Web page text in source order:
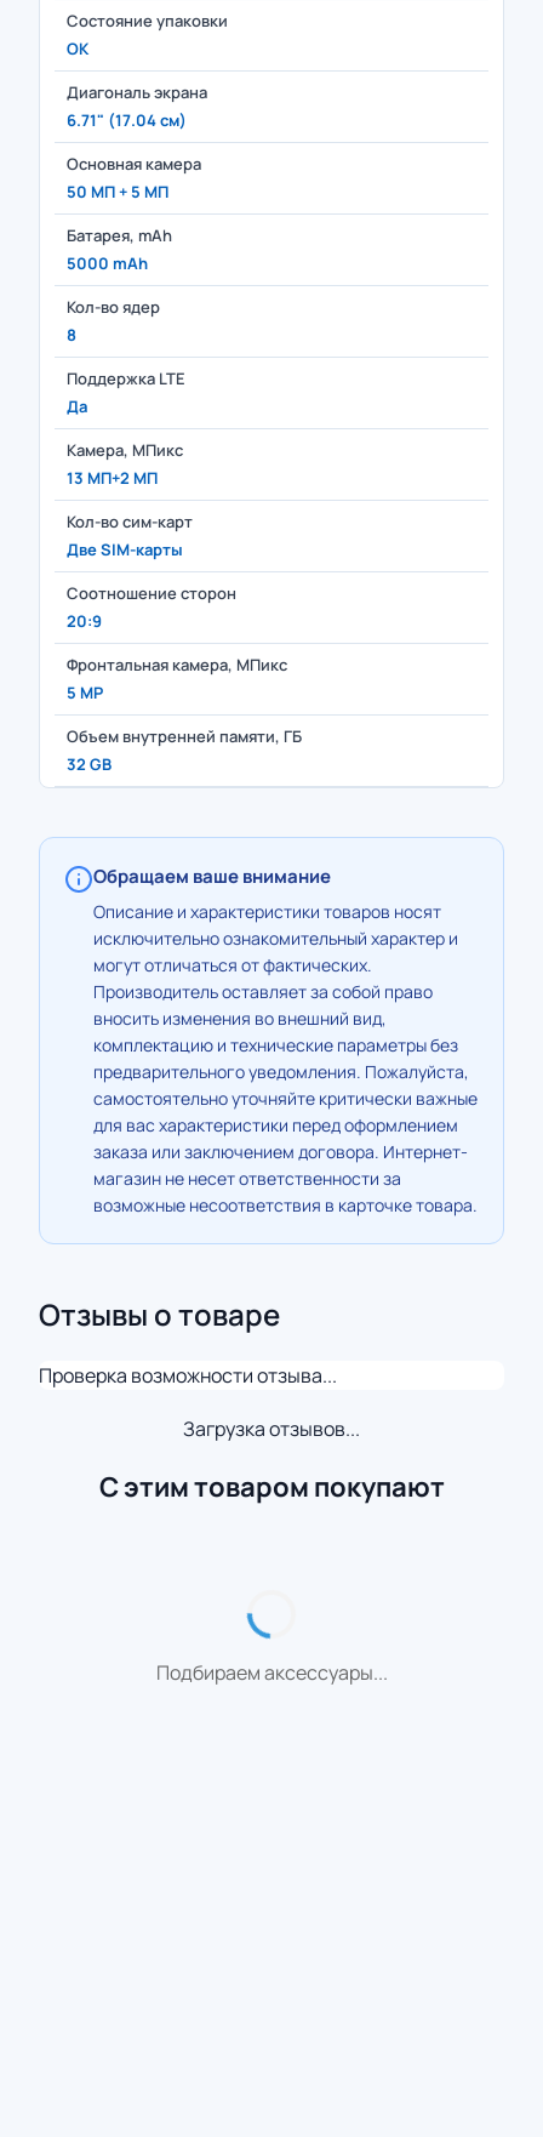
Состояние упаковки
OK
Диагональ экрана
6.71" (17.04 см)
Основная камера
50 МП + 5 МП
Батарея, mAh
5000 mAh
Кол-во ядер
8
Поддержка LTE
Да
Камера, МПикс
13 МП+2 МП
Кол-во сим-карт
Две SIM-карты
Соотношение сторон
20:9
Фронтальная камера, МПикс
5 MP
Объем внутренней памяти, ГБ
32 GB
Обращаем ваше внимание
Описание и характеристики товаров носят
исключительно ознакомительный характер и
могут отличаться от фактических.
Производитель оставляет за собой право
вносить изменения во внешний вид,
комплектацию и технические параметры без
предварительного уведомления. Пожалуйста,
самостоятельно уточняйте критически важные
для вас характеристики перед оформлением
заказа или заключением договора. Интернет-
магазин не несет ответственности за
возможные несоответствия в карточке товара.
Отзывы о товаре
Проверка возможности отзыва...
Загрузка отзывов...
С этим товаром покупают
Подбираем аксессуары...